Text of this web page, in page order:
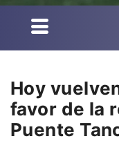
Hoy
favor de la
Puente